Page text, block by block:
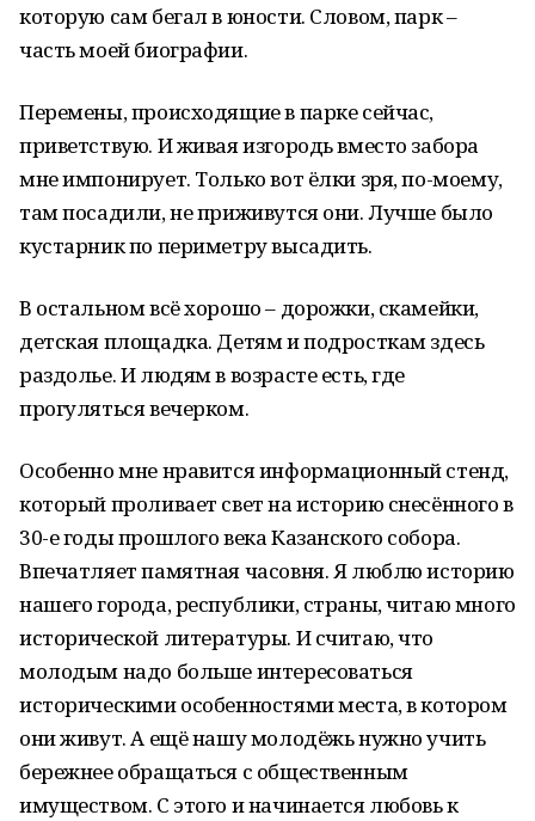
которую сам бегал в юности. Словом, парк –
часть моей биографии.
Перемены, происходящие в парке сейчас,
приветствую. И живая изгородь вместо забора
мне импонирует. Только вот ёлки зря, по-моему,
там посадили, не приживутся они. Лучше было
кустарник по периметру высадить.
В остальном всё хорошо – дорожки, скамейки,
детская площадка. Детям и подросткам здесь
раздолье. И людям в возрасте есть, где
прогуляться вечерком.
Особенно мне нравится информационный стенд,
который проливает свет на историю снесённого в
30-е годы прошлого века Казанского собора.
Впечатляет памятная часовня. Я люблю историю
нашего города, республики, страны, читаю много
исторической литературы. И считаю, что
молодым надо больше интересоваться
историческими особенностями места, в котором
они живут. А ещё нашу молодёжь нужно учить
бережнее обращаться с общественным
имуществом. С этого и начинается любовь к